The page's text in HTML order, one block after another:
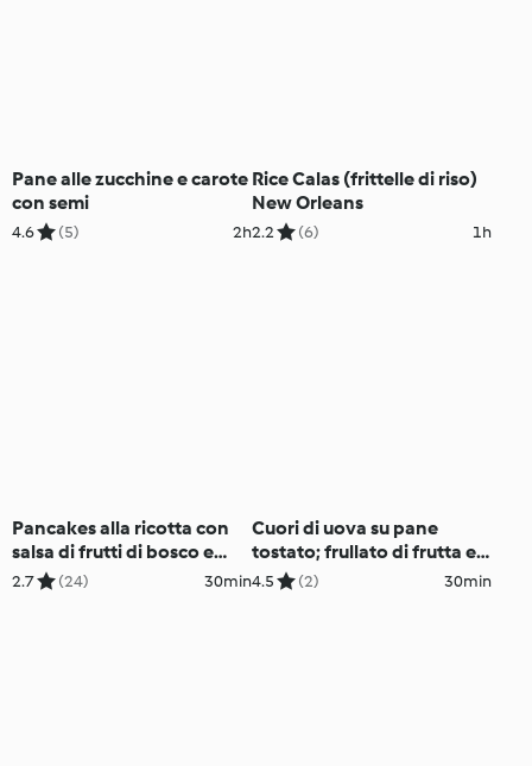
Pane alle zucchine e carote
con semi
4.6 (5) 2h
Rice Calas (frittelle di riso)
New Orleans
2.2 (6) 1h
Pancakes alla ricotta con
salsa di frutti di bosco e
banana
2.7 (24) 30min
Cuori di uova su pane
tostato; frullato di frutta e
yogurt alla frutta
4.5 (2) 30min